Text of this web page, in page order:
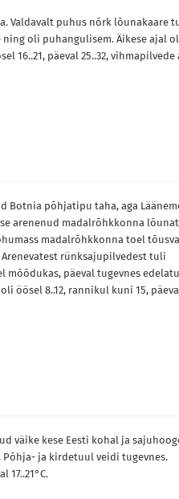
Valdavalt puhus nõrk lõunakaare
oli puhangulisem. Äikese ajal
16..21, päeval 25..32, vihmapilvede
Botnia põhjatipu taha, aga
arenenud madalrõhkkonna
madalrõhkkonna toel
rünksajupilvedest tuli
mõõdukas, päeval tugevnes
öösel 8..12, rannikul kuni 15,
väike kese Eesti kohal ja
ja kirdetuul veidi tugevnes.
17..21°C.